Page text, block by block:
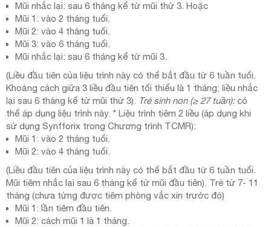
Mũi nhắc lại: sau 6 tháng kể từ mũi thứ 3. Hoặc
Mũi 1: vào 2 tháng tuổi.
Mũi 2: vào 4 tháng tuổi.
Mũi 3: vào 6 tháng tuổi.
Mũi nhắc lại: sau 6 tháng kể từ mũi 3.
(Liều đầu tiên của liệu trình này có thể bắt đầu từ 6 tuần tuổi.
Khoảng cách giữa 3 liều đầu tiên tối thiểu là 1 tháng; liều nhắc
lại sau 6 tháng kể từ mũi thứ 3).
Trẻ sinh non (≥ 27 tuần):có
thể áp dụng liệu trình này. * Liệu trình tiêm 2 liều (áp dụng khi
sử dụng Synfforix trong Chương trình TCMR):
Mũi 1: vào 2 tháng tuổi.
Mũi 2: vào 4 tháng tuổi.
(Liều đầu tiên của liệu trình này có thể bắt đầu từ 6 tuần tuổi.
Mũi tiêm nhắc lại sau 6 tháng kể từ mũi đầu tiên). Trẻ từ 7- 11
tháng (chưa từng được tiêm phòng vắc xin trước đó)
Mũi 1: lần tiêm đầu tiên.
Mũi 2: cách mũi 1 là 1 tháng.